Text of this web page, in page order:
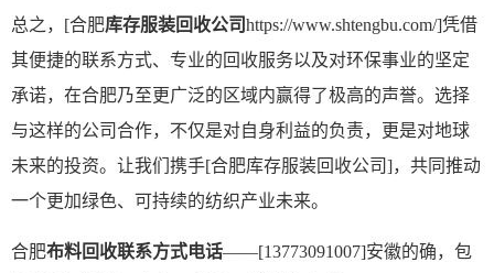
总之， [合肥库存服装回收公司https://www.shtengbu.com/]凭借
其便捷的联系方式、专业的回收服务以及对环保事业的坚定
承诺，在合肥乃至更广泛的区域内赢得了极高的声誉。选择
与这样的公司合作，不仅是对自身利益的负责，更是对地球
未来的投资。让我们携手[合肥库存服装回收公司]，共同推动
一个更加绿色、可持续的纺织产业未来。
合肥布料回收联系方式电话——[13773091007]安徽的确，包